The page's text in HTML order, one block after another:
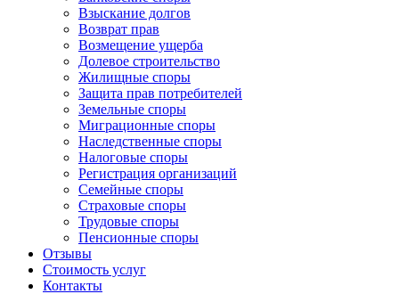
Взыскание долгов
Возврат прав
Возмещение ущерба
Долевое строительство
Жилищные споры
Защита прав потребителей
Земельные споры
Миграционные споры
Наследственные споры
Налоговые споры
Регистрация организаций
Семейные споры
Страховые споры
Трудовые споры
Пенсионные споры
Отзывы
Стоимость услуг
Контакты